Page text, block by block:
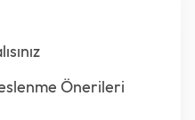
Önerileri